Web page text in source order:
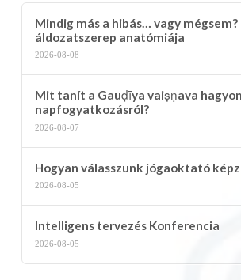
Mindig más a hibás… vagy mégsem?
áldozatszerep anatómiája
2026-08-08
Mit tanít a Gauḍīya vaiṣṇava
napfogyatkozásról?
2026-08-07
Hogyan válasszunk jógaoktató
2026-08-05
Intelligens tervezés Konferencia
2026-08-05